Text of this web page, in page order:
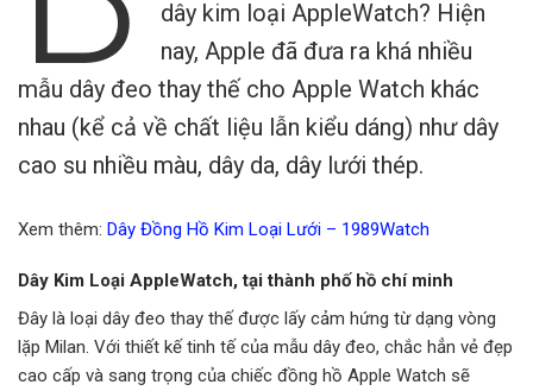
dây kim loại AppleWatch? Hiện
nay, Apple đã đưa ra khá nhiều
mẫu dây đeo thay thế cho Apple Watch khác
nhau (kể cả về chất liệu lẫn kiểu dáng) như dây
cao su nhiều màu, dây da, dây lưới thép.
Xem thêm: Dây Đồng Hồ Kim Loại Lưới – 1989Watch
Dây Kim Loại AppleWatch, tại thành phố hồ chí minh
Đây là loại dây đeo thay thế được lấy cảm hứng từ dạng vòng
lặp Milan. Với thiết kế tinh tế của mẫu dây đeo, chắc hẳn vẻ đẹp
cao cấp và sang trọng của chiếc đồng hồ Apple Watch sẽ